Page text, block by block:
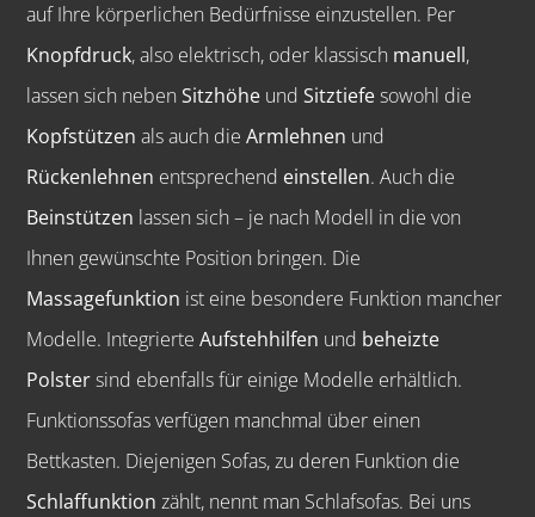
auf Ihre körperlichen Bedürfnisse einzustellen. Per
Knopfdruck, also elektrisch, oder klassisch manuell,
lassen sich nebenSitzhöhe undSitztiefesowohl die
Kopfstützen als auch dieArmlehnen und
Rückenlehnen entsprechend einstellen. Auch die
Beinstützen lassen sich – je nach Modell in die von
Ihnen gewünschte Position bringen. Die
Massagefunktion ist eine besondere Funktion mancher
Modelle. IntegrierteAufstehhilfen und beheizte
Polstersind ebenfalls für einige Modelle erhältlich.
Funktionssofas verfügen manchmal über einen
Bettkasten. Diejenigen Sofas, zu deren Funktion die
Schlaffunktion zählt, nennt man Schlafsofas. Bei uns